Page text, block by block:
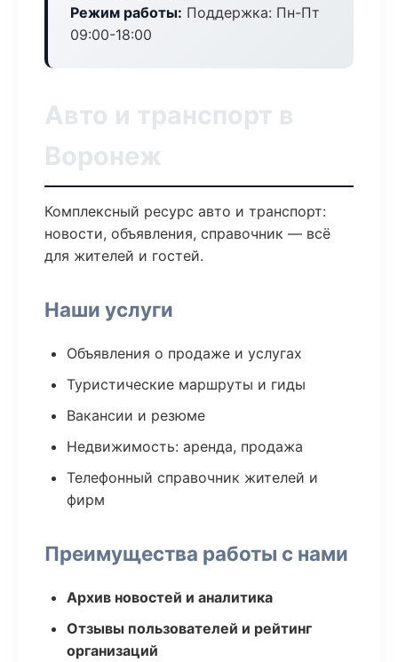
Режим работы: Поддержка: Пн-Пт
09:00-18:00
Авто и транспорт в
Воронеж
Комплексный ресурс авто и транспорт:
новости, объявления, справочник — всё
для жителей и гостей.
Наши услуги
Объявления о продаже и услугах
Туристические маршруты и гиды
Вакансии и резюме
Недвижимость: аренда, продажа
Телефонный справочник жителей и
фирм
Преимущества работы с нами
Архив новостей и аналитика
Отзывы пользователей и рейтинг
организаций